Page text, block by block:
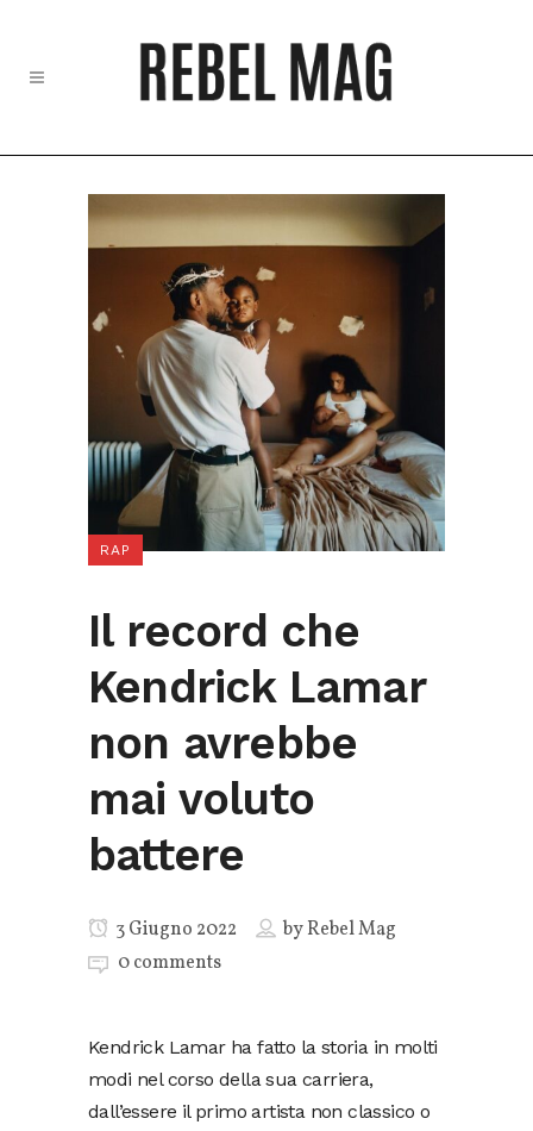
RAP
Il record che
Kendrick Lamar
non avrebbe
mai voluto
battere
3 Giugno 2022 byRebel Mag
0 comments
Kendrick Lamar ha fatto la storia in molti
modi nel corso della sua carriera,
dall’essere il primo artista non classico o